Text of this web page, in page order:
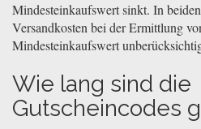
Mindesteinkaufswert sinkt. In
Versandkosten bei der Ermittlung
Mindesteinkaufswert
Wie lang sind die
Gutscheincodes